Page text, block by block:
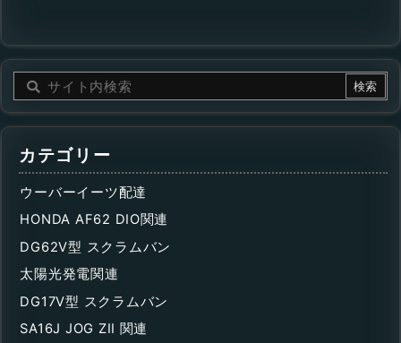
カテゴリー
ウーバーイーツ配達
HONDA AF62 DIO関連
DG62V型 スクラムバン
太陽光発電関連
DG17V型 スクラムバン
SA16J JOG ZII 関連